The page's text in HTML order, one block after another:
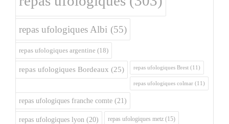
repas ufologiques Albi (55)
repas ufologiques argentine (18)
repas ufologiques Bordeaux (25) repas ufologiques Brest (11)
repas ufologiques colmar (11)
repas ufologiques franche comte (21)
repas ufologiques lyon (20) repas ufologiques metz (15)